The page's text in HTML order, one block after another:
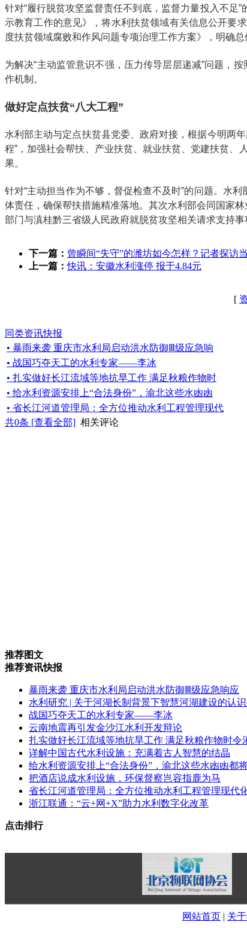
针对“履行脱贫攻坚监督责任不到底，监督力量投入不足
示教育工作的意见》，将水利扶贫领域有关信息公开要
度扶贫领域腐败和作风问题专项治理工作方案》，明确
为解决“主动监管意识不强，压力传导层层递减”问题，
作机制。
做好定点扶贫“八大工程”
水利部主动与定点扶贫县党委、政府对接，根据今明两
程”，加强社会帮扶、产业扶贫、就业扶贫、党建扶贫
果。
针对“主动担当作为不够，督促检查不及时”的问题。水
体责任，确保帮扶措施精准落地。其次水利部会同国家
部门与滇桂黔三省级人民政府就脱贫攻坚相关请求支持事
下一篇： 曾瞬间“失守”的潍坊如今怎样？记者探访
上一篇：快讯：安徽水利涨停 报于4.84元
[
同类资讯快报
• 暴雨来袭 重庆市水利局启动洪水防御Ⅲ级应急响
• 战国巧夺天工的水利专家——李冰
• 扎实做好长江流域等地抗旱工作 满足秋粮作物时
• 给水利资源安排上“合法身份”，渝北这些水凼凼
• 省长江河道管理局：全方位推动水利工程管理现代
共0条 [查看全部] 相关评论
推荐图文
推荐资讯快报
暴雨来袭 重庆市水利局启动洪水防御Ⅲ级应急响应
水利研究 | 关于河湖长制背景下智慧河湖建设的认
战国巧夺天工的水利专家——李冰
云南地震再引发金沙江水利开发辩论
扎实做好长江流域等地抗旱工作 满足秋粮作物时令
详解中国古代水利设施：充满着古人智慧的结晶
给水利资源安排上“合法身份”，渝北这些水凼凼都
把酒店说成水利设施，环保督察岂容指鹿为马
省长江河道管理局：全方位推动水利工程管理现代
浙江联通：“云+网+X”助力水利数字化改革
点击排行
网站首页 | 关